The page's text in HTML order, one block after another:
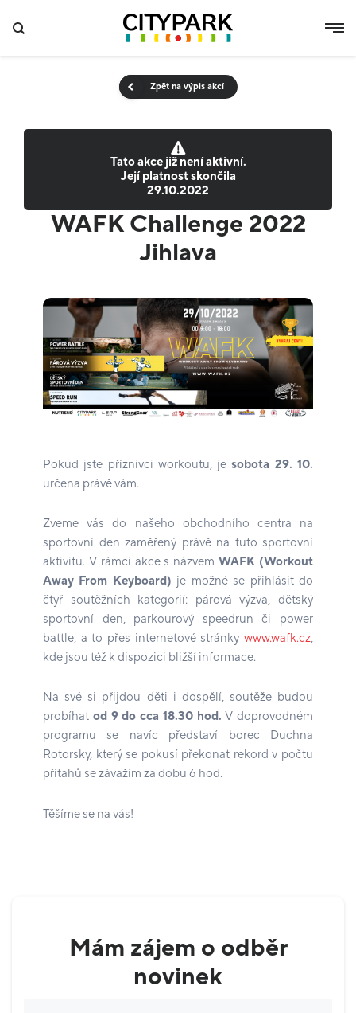
Zpět na výpis akcí
Tato akce již není aktivní.
Její platnost skončila
29.10.2022
WAFK Challenge 2022
Jihlava
Pokud jste příznivci workoutu, jesobota 29. 10.
určena právě vám.
Zveme vás do našeho obchodního centra na
sportovní den zaměřený právě na tuto sportovní
aktivitu. V rámci akce s názvemWAFK (Workout
Away From Keyboard) je možné se přihlásit do
čtyř soutěžních kategorií: párová výzva, dětský
sportovní den, parkourový speedrun či power
battle, a to přes internetové stránky www.wafk.cz,
kde jsou též k dispozici bližší informace.
Na své si přijdou děti i dospělí, soutěže budou
probíhat od 9 do cca 18.30 hod. V doprovodném
programu se navíc představí borec Duchna
Rotorsky, který se pokusí překonat rekord v počtu
přítahů se závažím za dobu 6 hod.
Těšíme se na vás!
Mám zájem o odběr
novinek